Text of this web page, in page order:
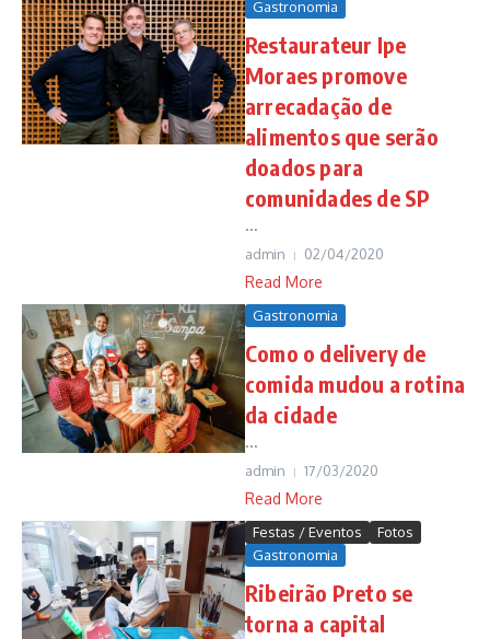
Gastronomia
Restaurateur Ipe
Moraes promove
arrecadação de
alimentos que serão
doados para
comunidades de SP
...
admin 02/04/2020
Read More
Gastronomia
Como o delivery de
comida mudou a rotina
da cidade
...
admin 17/03/2020
Read More
Festas / Eventos
Fotos
Gastronomia
Ribeirão Preto se
torna a capital